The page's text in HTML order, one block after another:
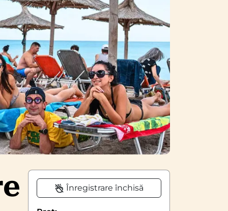
Înregistrare închisă